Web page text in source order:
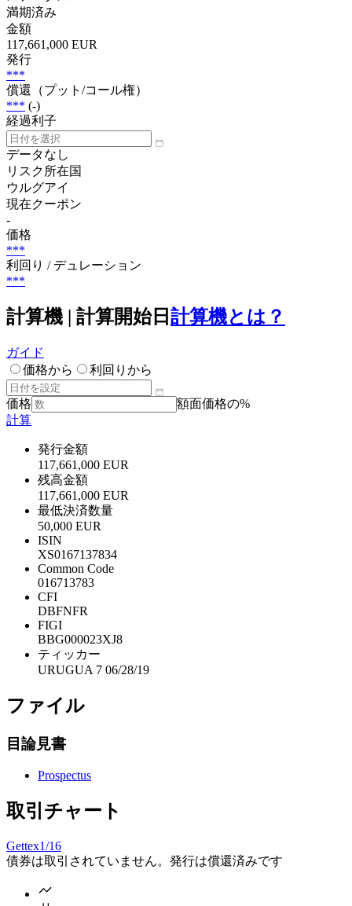
満期済み
金額
117,661,000 EUR
発行
***
償還（プット/コール権）
*** (-)
経過利子
データなし
リスク所在国
ウルグアイ
現在クーポン
-
価格
***
利回り / デュレーション
***
計算機 | 計算開始日 計算機とは？
ガイド
価格から
利回りから
価格
額面価格の%
計算
発行金額
117,661,000 EUR
残高金額
117,661,000 EUR
最低決済数量
50,000 EUR
ISIN
XS0167137834
Common Code
016713783
CFI
DBFNFR
FIGI
BBG000023XJ8
ティッカー
URUGUA 7 06/28/19
ファイル
目論見書
Prospectus
取引チャート
Gettex1/16
債券は取引されていません。発行は償還済みです